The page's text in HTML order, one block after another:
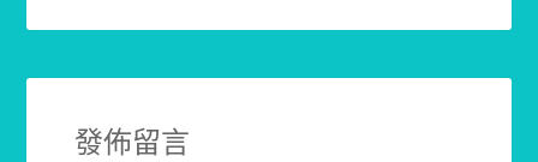
發佈留言